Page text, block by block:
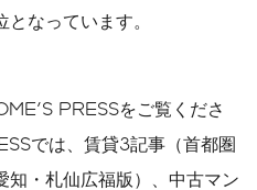
なっています。
PRESSをご覧くださ
では、賃貸3記事（首都圏
知・札仙広福版）、中古マン